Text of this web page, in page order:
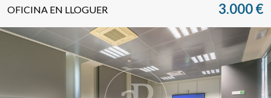
OFICINA EN LLOGUER 3.000 €